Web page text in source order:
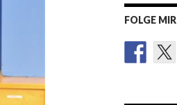
FOLGE MIR